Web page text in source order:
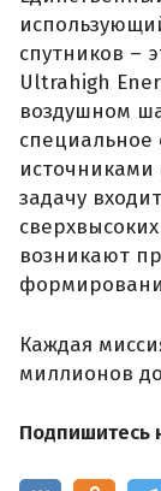
спутников –
Ultrahigh
воздушном
источниками
задачу
возникают
Каждая
миллионов
Подпишитесь